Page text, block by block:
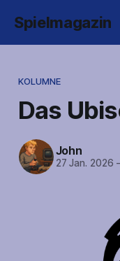
Spielmagazin
KOLUMNE
Das
John
27 Jan. 2026